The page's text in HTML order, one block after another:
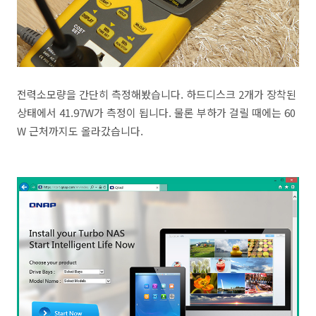
전력소모량을 간단히 측정해봤습니다. 하드디스크 2개가 장착된
상태에서 41.97W가 측정이 됩니다. 물론 부하가 걸릴 때에는 60
W 근처까지도 올라갔습니다.